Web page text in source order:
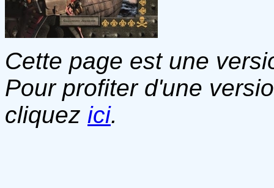
Cette page est une
Pour profiter d'une
cliquez ici.